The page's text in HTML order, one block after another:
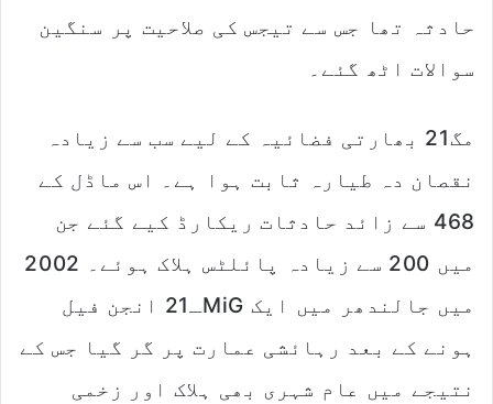
حادثہ تھا جس سے تیجس کی صلاحیت پر سنگین
سوالات اٹھ گئے۔
مگ21 بھارتی فضائیہ کے لیے سب سے زیادہ
نقصان دہ طیارہ ثابت ہوا ہے۔ اس ماڈل کے
468 سے زائد حادثات ریکارڈ کیے گئے جن
میں 200 سے زیادہ پائلٹس ہلاک ہوئے۔ 2002
میں جالندھر میں ایک MiGـ21 انجن فیل
ہونے کے بعد رہائشی عمارت پر گر گیا جس کے
نتیجے میں عام شہری بھی ہلاک اور زخمی